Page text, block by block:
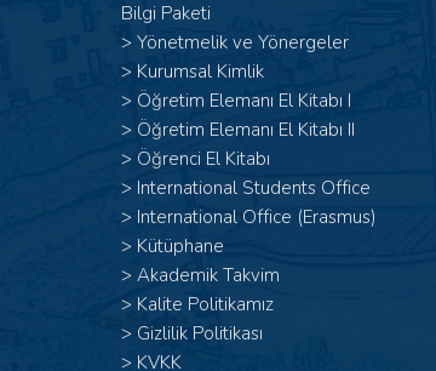
Bilgi Paketi
> Yönetmelik ve Yönergeler
> Kurumsal Kimlik
> Öğretim Elemanı El Kitabı I
> Öğretim Elemanı El Kitabı II
> Öğrenci El Kitabı
> International Students Office
> International Office (Erasmus)
> Kütüphane
> Akademik Takvim
> Kalite Politikamız
> Gizlilik Politikası
> KVKK